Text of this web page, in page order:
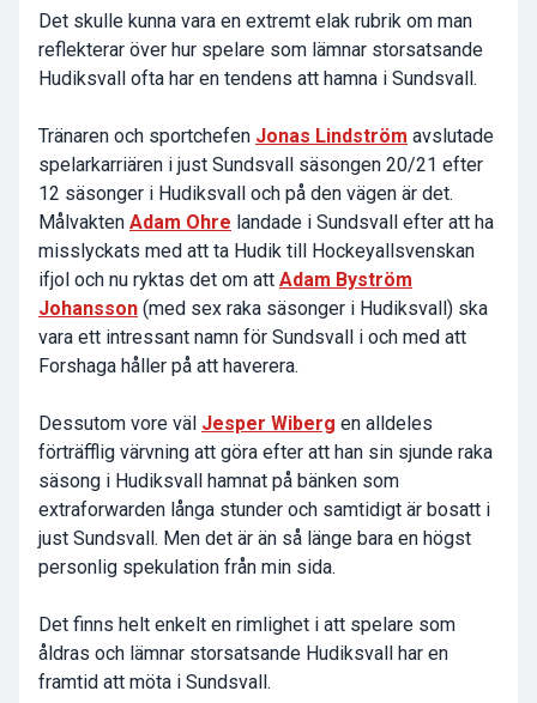
Det skulle kunna vara en extremt elak rubrik om man
reflekterar över hur spelare som lämnar storsatsande
Hudiksvall ofta har en tendens att hamna i Sundsvall.
Tränaren och sportchefen Jonas Lindström avslutade
spelarkarriären i just Sundsvall säsongen 20/21 efter
12 säsonger i Hudiksvall och på den vägen är det.
Målvakten Adam Ohre landade i Sundsvall efter att ha
misslyckats med att ta Hudik till Hockeyallsvenskan
ifjol och nu ryktas det om att Adam Byström
Johansson (med sex raka säsonger i Hudiksvall) ska
vara ett intressant namn för Sundsvall i och med att
Forshaga håller på att haverera.
Dessutom vore väl Jesper Wiberg en alldeles
förträfflig värvning att göra efter att han sin sjunde raka
säsong i Hudiksvall hamnat på bänken som
extraforwarden långa stunder och samtidigt är bosatt i
just Sundsvall. Men det är än så länge bara en högst
personlig spekulation från min sida.
Det finns helt enkelt en rimlighet i att spelare som
åldras och lämnar storsatsande Hudiksvall har en
framtid att möta i Sundsvall.